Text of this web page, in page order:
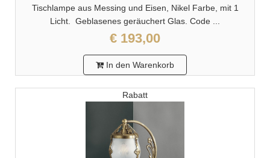
Tischlampe aus Messing und Eisen, Nikel Farbe, mit 1
Licht. Geblasenes geräuchert Glas. Code ...
€ 193,00
In den Warenkorb
Rabatt